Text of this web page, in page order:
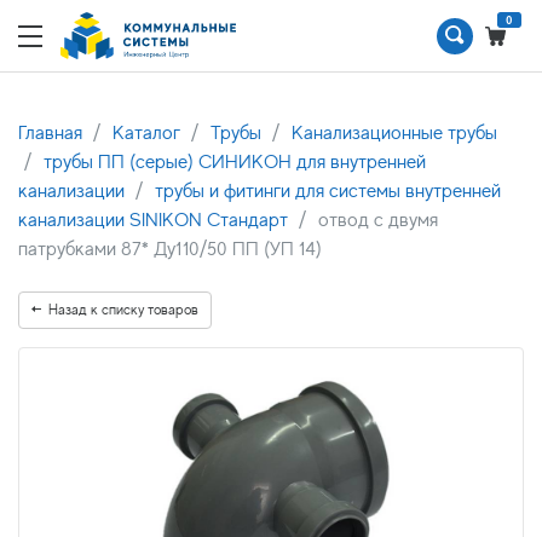
0
Главная Каталог Трубы
Канализационные трубы
трубы ПП (серые) СИНИКОН для внутренней
канализации
трубы и фитинги для системы внутренней
канализации SINIKON Стандарт
отвод с двумя
патрубками 87* Ду110/50 ПП (УП 14)
Назад к списку товаров